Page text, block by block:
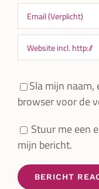
Sla mijn naam,
browser voor de
Stuur me een
mijn bericht.